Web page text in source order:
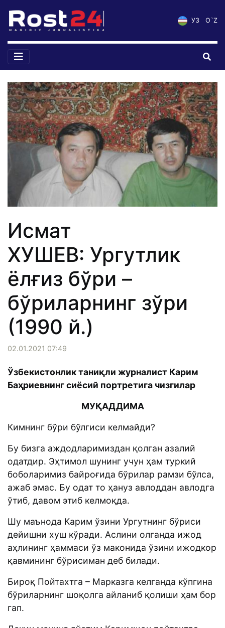
УЗ O`Z
Исмат
ХУШЕВ: Ургутлик
ёлғиз бўри –
бўриларнинг зўри
(1990 й.)
02.01.2021 07:49
Ўзбекистонлик таниқли журналист Карим
Баҳриевнинг сиёсий портретига чизгилар
МУҚАДДИМА
Кимнинг бўри бўлгиси келмайди?
Бу бизга аждодларимиздан қолган азалий
одатдир. Эҳтимол шунинг учун ҳам туркий
боболаримиз байроғида бўрилар рамзи бўлса,
ажаб эмас. Бу одат то ҳануз авлоддан авлодга
ўтиб, давом этиб келмоқда.
Шу маънода Карим ўзини Ургутнинг бўриси
дейишни хуш кўради. Аслини олганда ижод
аҳлининг ҳаммаси ўз маконида ўзини ижодкор
қавмининг бўрисиман деб билади.
Бироқ Пойтахтга – Марказга келганда кўпгина
бўриларнинг шоқолга айланиб қолиши ҳам бор
гап.